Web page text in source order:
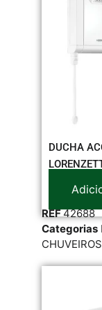
DUCHA
REF42688
Categorias